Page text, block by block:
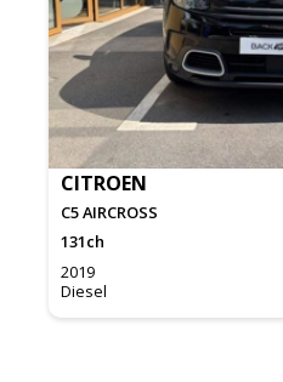
CITROEN
C5 AIRCROSS
131ch
2019
Diesel